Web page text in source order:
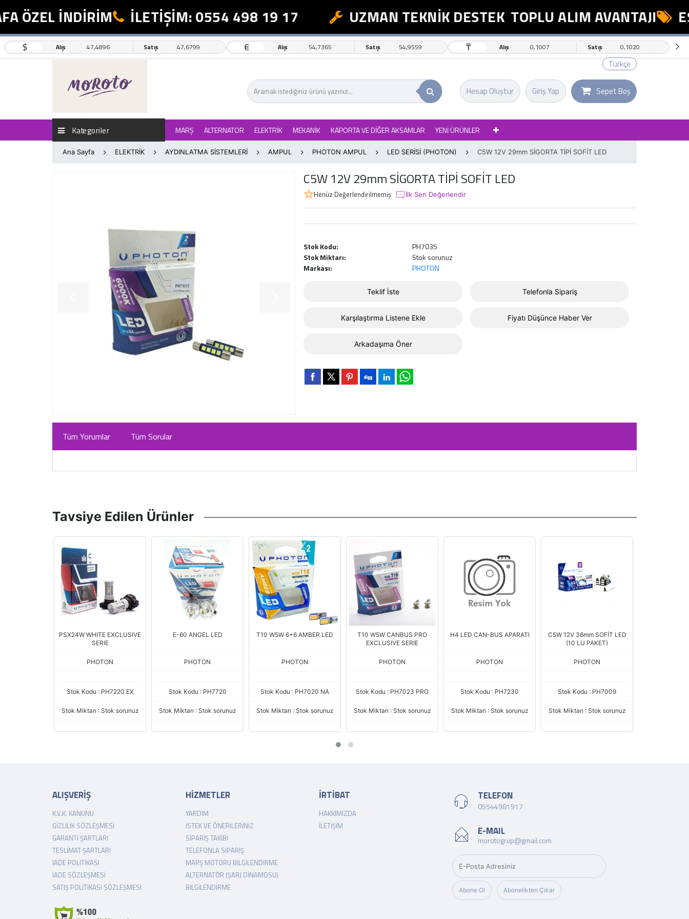
ÖZEL İNDİRİM İLETİŞİM: 0554 498 19 17 UZMAN TEKNİK DESTEK TOPLU ALIM AVANTAJI
$ Alış 47,4896 Satış 47,6799 € Alış 54,7365 Satış 54,9559 ₸ Alış 0,1007 Satış 0,1020
Türkçe
Giriş Yap
Hesap Oluştur Sepet Boş
Kategoriler MARŞ ALTERNATOR ELEKTRİK MEKANİK KAPORTA VE DİĞER AKSAMLAR YENİ ÜRÜNLER
Ana Sayfa ELEKTRİK AYDINLATMA SİSTEMLERİ AMPUL PHOTON AMPUL LED SERİSİ (PHOTON) C5W 12V 29mm SİGORTA TİPİ SOFİT LED
C5W 12V 29mm SİGORTA TİPİ SOFİT LED
Henüz Değerlendirilmemiş İlk Sen Değerlendir
Stok Kodu:
PH7035
Stok Miktarı:
Stok sorunuz
Markası:
PHOTON
Teklif İste Telefonla Sipariş
Karşılaştırma Listene Ekle Fiyatı Düşünce Haber Ver
Arkadaşıma Öner
Tüm Yorumlar Tüm Sorular
Tavsiye Edilen Ürünler
PSX24W WHITE EXCLUSIVE
SERIE
PHOTON
Stok Kodu : PH7220 EX
Stok Miktarı : Stok sorunuz
E-60 ANGEL LED
PHOTON
Stok Kodu : PH7720
Stok Miktarı : Stok sorunuz
T10 W5W 6+6 AMBER LED
PHOTON
Stok Kodu : PH7020 NA
Stok Miktarı : Stok sorunuz
T10 W5W CANBUS PRO
EXCLUSIVE SERIE
PHOTON
Stok Kodu : PH7023 PRO
Stok Miktarı : Stok sorunuz
H4 LED CAN-BUS APARATI
PHOTON
Stok Kodu : PH7230
Stok Miktarı : Stok sorunuz
C5W 12V 36mm SOFİT LED
(10 LU PAKET)
PHOTON
Stok Kodu : PH7009
Stok Miktarı : Stok sorunuz
ALIŞVERİŞ
K.V.K. KANUNU
GIZLILIK SÖZLEŞMESI
GARANTI ŞARTLARI
TESLIMAT ŞARTLARI
İADE POLITIKASI
İADE SÖZLEŞMESI
SATIŞ POLITIKASI SÖZLEŞMESI
HİZMETLER
YARDIM
İSTEK VE ÖNERILERINIZ
SIPARIŞ TAKIBI
TELEFONLA SIPARIŞ
MARŞ MOTORU BILGILENDIRME
ALTERNATÖR (ŞARJ DINAMOSU)
BILGILENDIRME
İRTİBAT
HAKKIMIZDA
İLETIŞIM
TELEFON
05544981917
E-MAIL
morotogrup@gmail.com
Abone Ol Abonelikten Çıkar